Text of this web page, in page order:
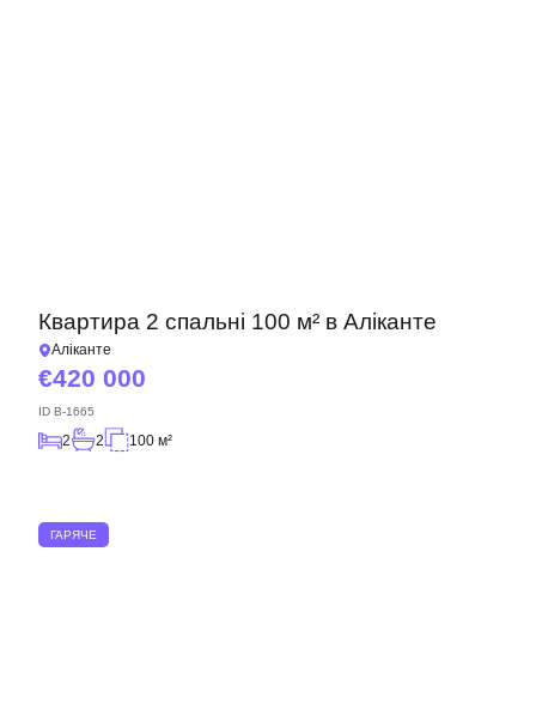
Квартира 2 спальні 100 м² в Аліканте
Аліканте
420 000
ID B-1665
2 2 100 м²
ГАРЯЧЕ